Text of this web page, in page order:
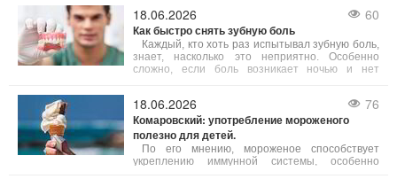
возрасте от 18 до 75 лет. Результаты
свидетельствуют, что еда с яйцами помогает
повысить интеллект, в частности, улучшая
исполнительные когнитивные функции.
18.06.2026 60
Как быстро снять зубную боль
Каждый, кто хоть раз испытывал зубную боль,
знает, насколько это неприятно. Особенно
сложно, если боль возникает ночью и нет
помогут облегчить боль.
18.06.2026 76
Комаровский: употребление мороженого
полезно для детей.
По его мнению, мороженое способствует
укреплению иммунной системы, особенно